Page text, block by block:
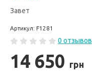
Завет
Артикул: F1281
0 отзывов
14 650 грн